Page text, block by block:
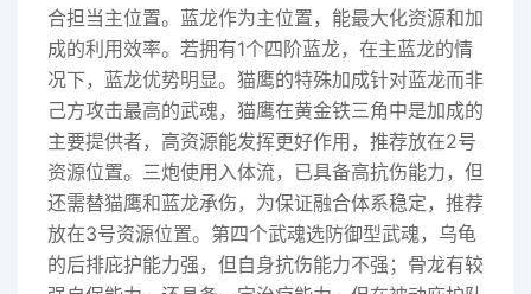
合担当主位置。蓝龙作为主位置，能最大化资源和加
成的利用效率。若拥有1个四阶蓝龙，在主蓝龙的情
况下，蓝龙优势明显。猫鹰的特殊加成针对蓝龙而非
己方攻击最高的武魂，猫鹰在黄金铁三角中是加成的
主要提供者，高资源能发挥更好作用，推荐放在2号
资源位置。三炮使用入体流，已具备高抗伤能力，但
还需替猫鹰和蓝龙承伤，为保证融合体系稳定，推荐
放在3号资源位置。第四个武魂选防御型武魂，乌龟
的后排庇护能力强，但自身抗伤能力不强；骨龙有较